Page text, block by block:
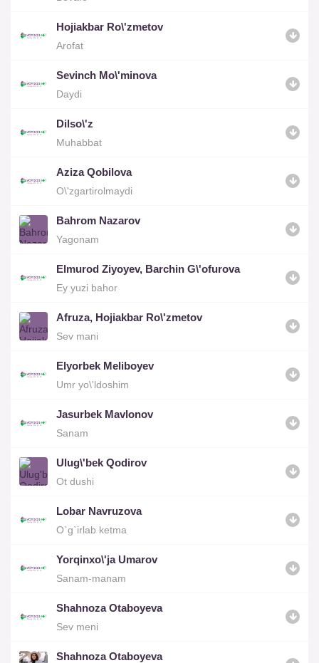
Hojiakbar Ro\'zmetov
Arofat
Sevinch Mo\'minova
Daydi
Dilso\'z
Muhabbat
Aziza Qobilova
O\'zgartirolmaydi
Bahrom Nazarov
Yagonam
Elmurod Ziyoyev, Barchin G\'ofurova
Ey yuzi bahor
Afruza, Hojiakbar Ro\'zmetov
Sev mani
Elyorbek Meliboyev
Umr yo\'ldoshim
Jasurbek Mavlonov
Sanam
Ulug\'bek Qodirov
Ot dushi
Lobar Navruzova
O`g`irlab ketma
Yorqinxo\'ja Umarov
Sanam-manam
Shahnoza Otaboyeva
Sev meni
Shahnoza Otaboyeva